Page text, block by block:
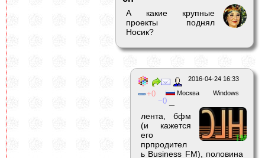
А какие крупные
проекты поднял
Носик?
2016-04-24 16:33
Windows
Москва
0
0
лента, бфм
(и кажется
его
прпродител
ь Business FM), половина